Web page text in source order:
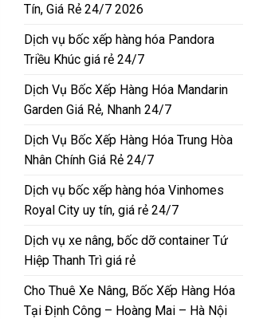
Tín, Giá Rẻ 24/7 2026
Dịch vụ bốc xếp hàng hóa Pandora
Triều Khúc giá rẻ 24/7
Dịch Vụ Bốc Xếp Hàng Hóa Mandarin
Garden Giá Rẻ, Nhanh 24/7
Dịch Vụ Bốc Xếp Hàng Hóa Trung Hòa
Nhân Chính Giá Rẻ 24/7
Dịch vụ bốc xếp hàng hóa Vinhomes
Royal City uy tín, giá rẻ 24/7
Dịch vụ xe nâng, bốc dỡ container Tứ
Hiệp Thanh Trì giá rẻ
Cho Thuê Xe Nâng, Bốc Xếp Hàng Hóa
Tại Định Công – Hoàng Mai – Hà Nội